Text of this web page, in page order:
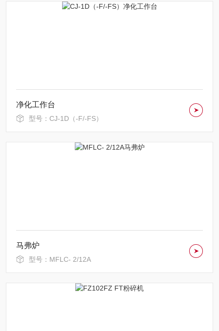
净化工作台
型号：CJ-1D（-F/-FS）
马弗炉
型号：MFLC- 2/12A